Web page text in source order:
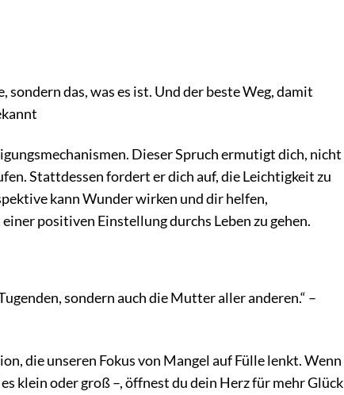
sondern das, was es ist. Und der beste Weg, damit
Dieser Spruch ermutigt dich, nicht
Stattdessen fordert er dich auf, die Leichtigkeit zu
kann Wunder wirken und dir helfen,
positiven Einstellung durchs Leben zu gehen.
sondern auch die Mutter aller anderen.“ –
die unseren Fokus von Mangel auf Fülle lenkt. Wenn
klein oder groß –, öffnest du dein Herz für mehr Glück